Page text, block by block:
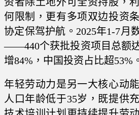
何限制，更有多项双边投资
协定保驾护航。2025年1-7月
——440个获批投资项目总额
增84%，中国投资占比超53%。
年轻劳动力是另一大核心动
人口年龄低于35岁，既提供